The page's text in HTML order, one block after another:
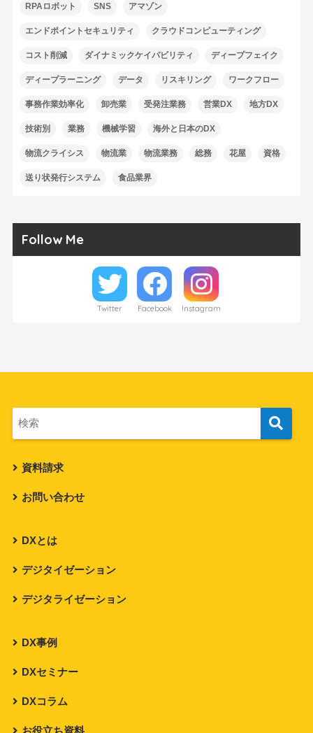
RPAロボット SNS アマゾン
エンドポイントセキュリティ クラウドコンピューティング
コスト削減 ダイナミックケイパビリティ ディープフェイク
ディープラーニング データ リスキリング ワークフロー
事務作業効率化 卸売業 受発注業務 営業DX 地方DX
技術別 業務 機械学習 海外と日本のDX
物流クライシス 物流業 物流業務 総務 花屋 資格
送り状発行システム 食品業界
Follow Me
Twitter Facebook Instagram
資料請求
お問い合わせ
DXとは
デジタイゼーション
デジタライゼーション
DX事例
DXセミナー
DXコラム
お役立ち資料